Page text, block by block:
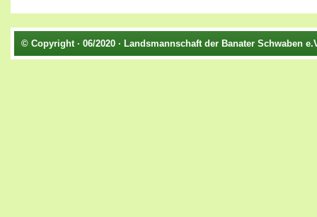
© Copyright · 06/2020 · Landsmannschaft der Banater Schwaben